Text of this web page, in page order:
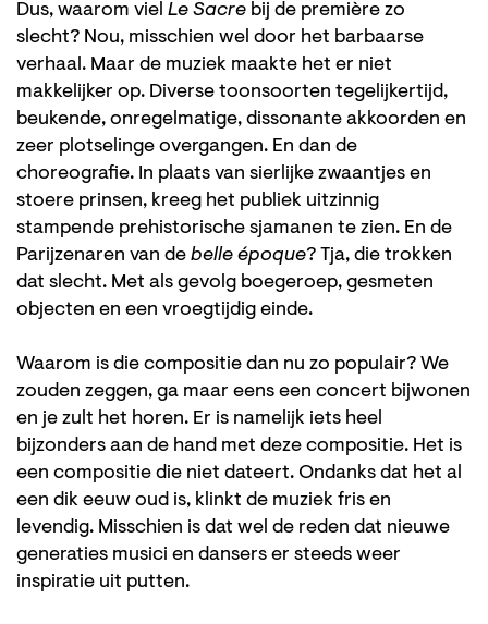
Dus, waarom viel Le Sacre bij de première zo
slecht? Nou, misschien wel door het barbaarse
verhaal. Maar de muziek maakte het er niet
makkelijker op. Diverse toonsoorten tegelijkertijd,
beukende, onregelmatige, dissonante akkoorden en
zeer plotselinge overgangen. En dan de
choreografie. In plaats van sierlijke zwaantjes en
stoere prinsen, kreeg het publiek uitzinnig
stampende prehistorische sjamanen te zien. En de
Parijzenaren van de belle époque? Tja, die trokken
dat slecht. Met als gevolg boegeroep, gesmeten
objecten en een vroegtijdig einde.
Waarom is die compositie dan nu zo populair? We
zouden zeggen, ga maar eens een concert bijwonen
en je zult het horen. Er is namelijk iets heel
bijzonders aan de hand met deze compositie. Het is
een compositie die niet dateert. Ondanks dat het al
een dik eeuw oud is, klinkt de muziek fris en
levendig. Misschien is dat wel de reden dat nieuwe
generaties musici en dansers er steeds weer
inspiratie uit putten.